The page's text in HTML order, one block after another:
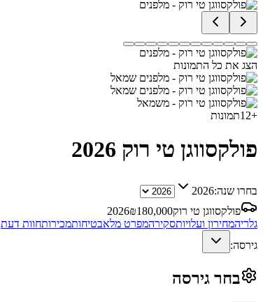
הצג את כל התמונות
+
12תמונות
פולקסווגן טי רוק 2026
בחרו שנה:2026
פולקסווגן טי רוק
2026₪180,000
גלריהמחירון ועלויותסקירהמפרט מלאבטיחותמכירותחוות דעת
גירסה:
בחר גירסה